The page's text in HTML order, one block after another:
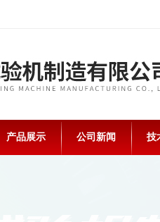
产品展示 公司新闻 技